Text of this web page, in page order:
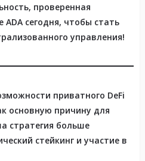
проверенная
сегодня, чтобы стать
управления!
приватного DeFi
основную причину для
стратегия больше
стейкинг и участие в